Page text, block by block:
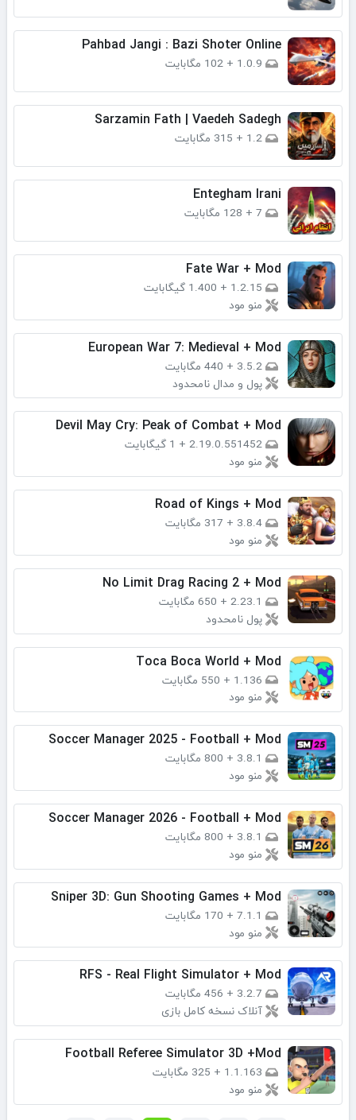
Pahbad Jangi : Bazi Shoter Online
1.0.9
+ 102 مگابایت
Sarzamin Fath | Vaedeh Sadegh
1.2
+ 315 مگابایت
Entegham Irani
7
+ 128 مگابایت
Fate War + Mod
1.2.15
+ 1.400 گیگابایت
منو مود
European War 7: Medieval + Mod
3.5.2
+ 440 مگابایت
پول و مدال نامحدود
Devil May Cry: Peak of Combat + Mod
2.19.0.551452
+ 1 گیگابایت
منو مود
Road of Kings + Mod
3.8.4
+ 317 مگابایت
منو مود
No Limit Drag Racing 2 + Mod
2.23.1
+ 650 مگابایت
پول نامحدود
Toca Boca World + Mod
1.136
+ 550 مگابایت
منو مود
Soccer Manager 2025 - Football + Mod
3.8.1
+ 800 مگابایت
منو مود
Soccer Manager 2026 - Football + Mod
3.8.1
+ 800 مگابایت
منو مود
Sniper 3D: Gun Shooting Games + Mod
7.1.1
+ 170 مگابایت
منو مود
RFS - Real Flight Simulator + Mod
3.2.7
+ 456 مگابایت
آنلاک نسخه کامل بازی
Football Referee Simulator 3D +Mod
1.1.163
+ 325 مگابایت
منو مود